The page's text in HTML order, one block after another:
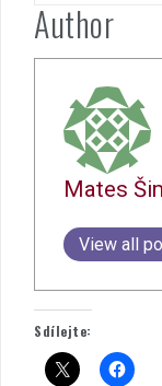
Author
Mates
View all
Sdílejte: